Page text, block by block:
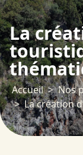
La
Accueil Nos